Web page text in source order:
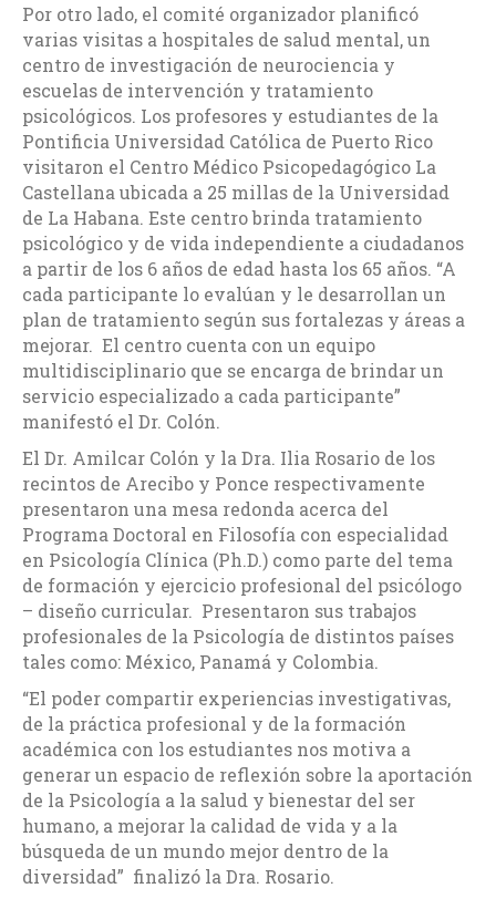
Por otro lado, el comité organizador planificó
varias visitas a hospitales de salud mental, un
centro de investigación de neurociencia y
escuelas de intervención y tratamiento
psicológicos. Los profesores y estudiantes de la
Pontificia Universidad Católica de Puerto Rico
visitaron el Centro Médico Psicopedagógico La
Castellana ubicada a 25 millas de la Universidad
de La Habana. Este centro brinda tratamiento
psicológico y de vida independiente a ciudadanos
a partir de los 6 años de edad hasta los 65 años. “A
cada participante lo evalúan y le desarrollan un
plan de tratamiento según sus fortalezas y áreas a
mejorar. El centro cuenta con un equipo
multidisciplinario que se encarga de brindar un
servicio especializado a cada participante”
manifestó el Dr. Colón.
El Dr. Amilcar Colón y la Dra. Ilia Rosario de los
recintos de Arecibo y Ponce respectivamente
presentaron una mesa redonda acerca del
Programa Doctoral en Filosofía con especialidad
en Psicología Clínica (Ph.D.) como parte del tema
de formación y ejercicio profesional del psicólogo
– diseño curricular. Presentaron sus trabajos
profesionales de la Psicología de distintos países
tales como: México, Panamá y Colombia.
“El poder compartir experiencias investigativas,
de la práctica profesional y de la formación
académica con los estudiantes nos motiva a
generar un espacio de reflexión sobre la aportación
de la Psicología a la salud y bienestar del ser
humano, a mejorar la calidad de vida y a la
búsqueda de un mundo mejor dentro de la
diversidad” finalizó la Dra. Rosario.